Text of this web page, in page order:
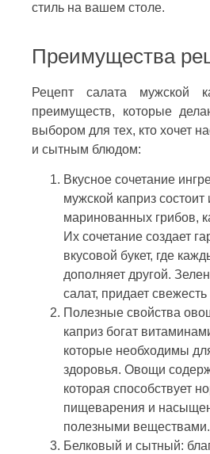
стиль на вашем столе.
Преимущества
Рецепт салата мужской
преимуществ, которые
выбором для тех, кто хочет
и сытным блюдом:
Вкусное сочетание
мужской каприз
маринованных грибов,
Их сочетание создает
вкусовой букет, где
дополняет другой.
салат, придает
Полезные свойства
каприз богат
которые необходимы
здоровья. Овощи
которая способствует
пищеварения и
полезными веществами.
Белковый и сытный: